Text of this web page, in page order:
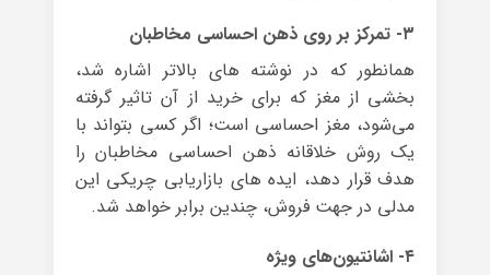
۳- تمرکز بر روی ذهن احساسی مخاطبان
همانطور که در نوشته های بالاتر اشاره شد،
بخشی از مغز که برای خرید از آن تاثیر گرفته
می‌شود، مغز احساسی است؛ اگر کسی بتواند با
یک روش خلاقانه ذهن احساسی مخاطبان را
هدف قرار دهد، ایده های بازاریابی چریکی این
مدلی در جهت فروش، چندین برابر خواهد شد.
۴- اشانتیون‌های ویژه